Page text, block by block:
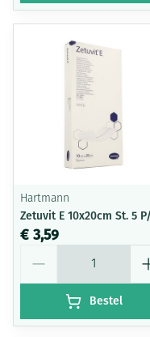
Hartmann
Zetuvit E 10x20cm St. 5
€ 3,59
Bestel